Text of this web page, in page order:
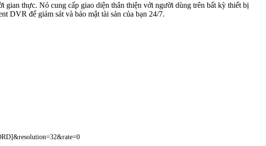
thực. Nó cung cấp giao diện thân thiện với người dùng trên bất kỳ thiết bị
DVR để giám sát và bảo mật tài sản của bạn 24/7.